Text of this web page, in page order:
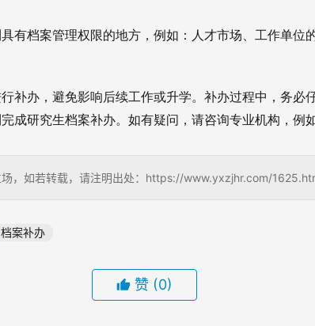
有档案管理权限的地方，例如： 人才市场、 工作单位
补办，避免影响后续工作或升学。 补办过程中，务必
成研究生档案补办。如有疑问，请咨询专业机构，例如
，如若转载，请注明出处：https://www.yxzjhr.com/
档案补办
赞 (0)